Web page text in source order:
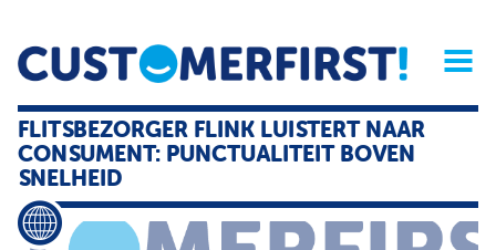
Home Opinie Archief
Magazine
Service
Buyers'Guide
FLITSBEZORGER FLINK LUISTERT NAAR
CONSUMENT: PUNCTUALITEIT BOVEN
SNELHEID